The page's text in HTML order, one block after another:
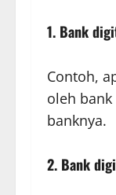
1. Bank
Contoh,
oleh
banknya.
2. Bank